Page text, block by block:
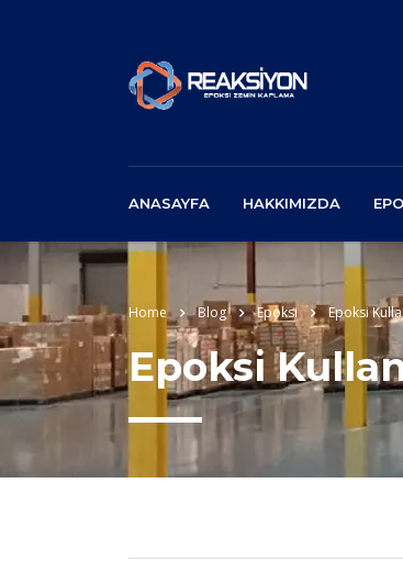
ANASAYFA HAKKIMIZDA
Home Blog Epoksi Epoksi
Epoksi